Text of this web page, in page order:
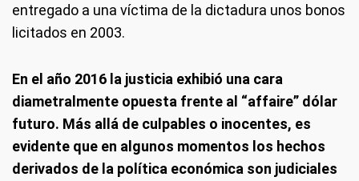
entregado a una víctima de la dictadura unos bonos
licitados en 2003.
En el año 2016 la justicia exhibió una cara
diametralmente opuesta frente al “affaire” dólar
futuro. Más allá de culpables o inocentes, es
evidente que en algunos momentos los hechos
derivados de la política económica son judiciales